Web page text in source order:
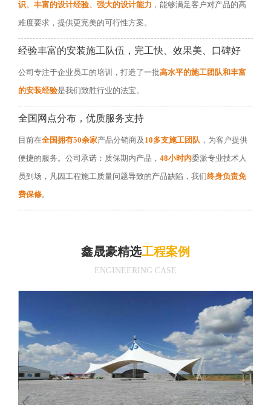
识、丰富的设计经验、强大的设计能力 ，能够满足客户对产品的高
难度要求，提供更完美的可行性方案。
经验丰富的安装施工队伍，完工快、效果美、口碑好
公司专注于企业员工的培训，打造了一批高水平的施工团队和丰富
的安装经验是我们致胜行业的法宝。
全国网点分布，优质服务支持
目前在全国拥有50余家产品分销商及 10多支施工团队 ，为客户提供
便捷的服务。公司承诺：质保期内产品， 48小时内委派专业技术人
员到场，凡因工程施工质量问题导致的产品缺陷，我们终身负责免
费保修。
鑫晟豪精选工程案例
ENGINEERING CASE